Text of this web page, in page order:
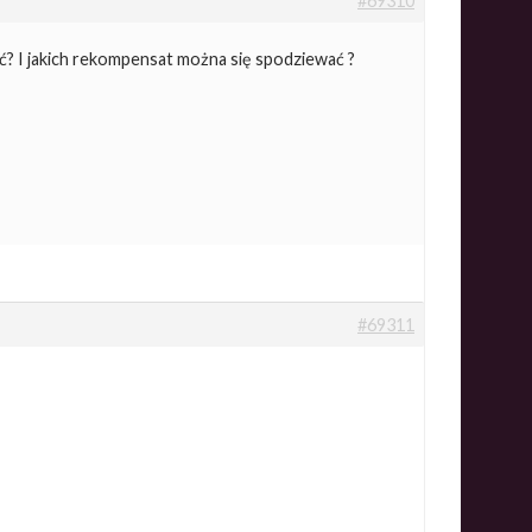
I jakich rekompensat można się spodziewać ?
#69311